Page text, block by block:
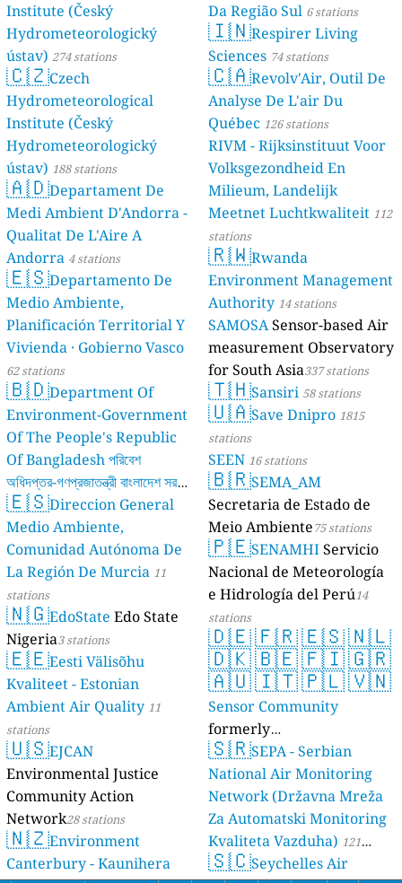
Institute (Český
Hydrometeorologický
ústav) 274 stations
🇨🇿Czech
Hydrometeorological
Institute (Český
Hydrometeorologický
ústav) 188 stations
🇦🇩Departament De
Medi Ambient D'Andorra -
Qualitat De L'Aire A
Andorra 4 stations
🇪🇸Departamento De
Medio Ambiente,
Planificación Territorial Y
Vivienda · Gobierno Vasco
62 stations
🇧🇩Department Of
Environment-Government
Of The People's Republic
Of Bangladesh পরিবেশ
অধিদপ্তর-গণপ্রজাতন্ত্রী বাংলাদেশ সরকার
17 stations
🇪🇸Direccion General
Medio Ambiente,
Comunidad Autónoma De
La Región De Murcia 11
stations
🇳🇬EdoState Edo State
Nigeria3 stations
🇪🇪Eesti Välisõhu
Kvaliteet - Estonian
Ambient Air Quality 11
stations
🇺🇸EJCAN
Environmental Justice
Community Action
Network28 stations
🇳🇿Environment
Canterbury - Kaunihera
Da Região Sul 6 stations
🇮🇳Respirer Living
Sciences 74 stations
🇨🇦Revolv'Air, Outil De
Analyse De L'air Du
Québec 126 stations
RIVM - Rijksinstituut Voor
Volksgezondheid En
Milieum, Landelijk
Meetnet Luchtkwaliteit 112
stations
🇷🇼Rwanda
Environment Management
Authority 14 stations
SAMOSASensor-based Air
measurement Observatory
for South Asia337 stations
🇹🇭Sansiri 58 stations
🇺🇦Save Dnipro 1815
stations
SEEN 16 stations
🇧🇷SEMA_AM
Secretaria de Estado de
Meio Ambiente75 stations
🇵🇪SENAMHIServicio
Nacional de Meteorología
e Hidrología del Perú14
stations
🇩🇪🇫🇷🇪🇸🇳🇱
🇩🇰🇧🇪🇫🇮🇬🇷
🇦🇺🇮🇹🇵🇱🇻🇳
Sensor Community
formerly
luftdaten.info35819 stations
🇸🇷SEPA - Serbian
National Air Monitoring
Network (Državna Mreža
Za Automatski Monitoring
Kvaliteta Vazduha) 121
stations
🇸🇨Seychelles Air